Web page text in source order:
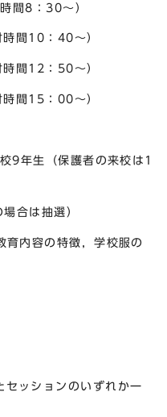
間8：30～）
10：40～）
12：50～）
15：00～）
年生（保護者の来校は1
合は抽選）
内容の特徴，学校服の
セッションのいずれか一